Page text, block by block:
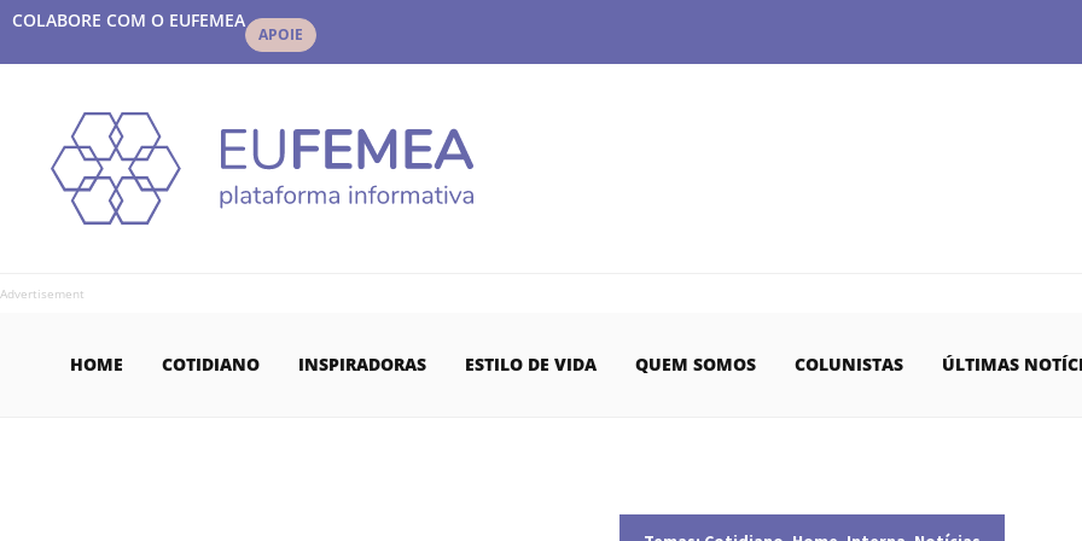
COLABORE COM O EUFEMEA
APOIE
Advertisement
HOME COTIDIANO INSPIRADORAS ESTILO DE VIDA QUEM SOMOS COLUNISTAS ÚLTIMAS